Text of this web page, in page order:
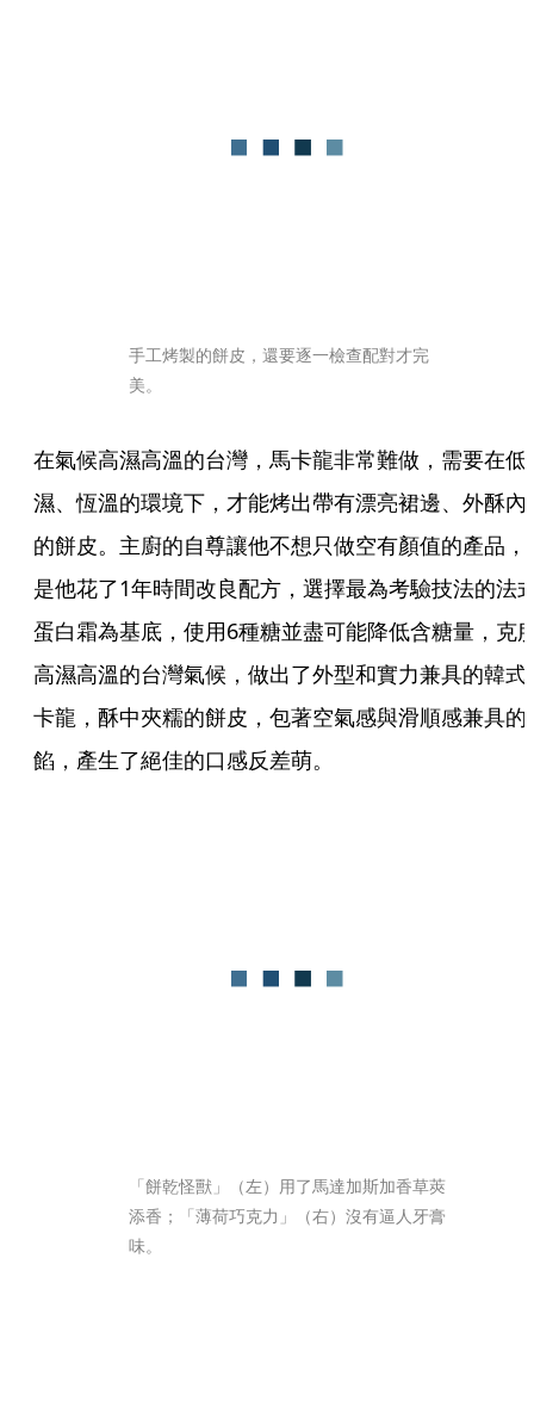
手工烤製的餅皮，還要逐一檢查配對才完
美。
在氣候高濕高溫的台灣，馬卡龍非常難做，需要在低
濕、恆溫的環境下，才能烤出帶有漂亮裙邊、外酥內
的餅皮。主廚的自尊讓他不想只做空有顏值的產品，
是他花了1年時間改良配方，選擇最為考驗技法的法
蛋白霜為基底，使用6種糖並盡可能降低含糖量，克
高濕高溫的台灣氣候，做出了外型和實力兼具的韓式
卡龍，酥中夾糯的餅皮，包著空氣感與滑順感兼具的
餡，產生了絕佳的口感反差萌。
「餅乾怪獸」（左）用了馬達加斯加香草莢
添香；「薄荷巧克力」（右）沒有逼人牙膏
味。